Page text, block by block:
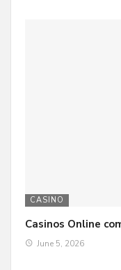
CASINO
Casinos Online
June 5, 2026